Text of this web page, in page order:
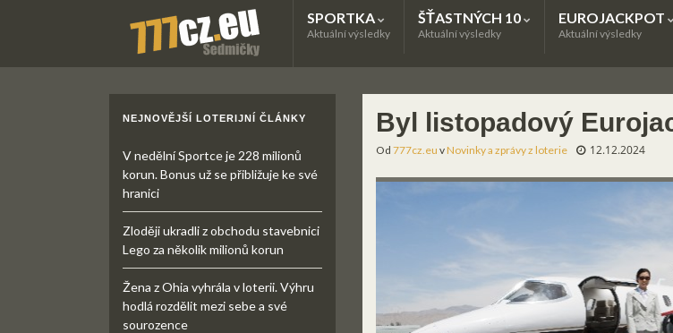
SPORTKA
Aktuální výsledky
ŠŤASTNÝCH 10
Aktuální výsledky
EUROJACKPOT
Aktuální výsledky
Byl listopadový
Od 777cz.eu vNovinky a zprávy z loterie 12.12.2024
NEJNOVĚJŠÍ LOTERIJNÍ ČLÁNKY
V nedělní Sportce je 228 milionů
korun. Bonus už se přibližuje ke své
hranici
Zloději ukradli z obchodu stavebnici
Lego za několik milionů korun
Žena z Ohia vyhrála v loterii. Výhru
hodlá rozdělit mezi sebe a své
sourozence